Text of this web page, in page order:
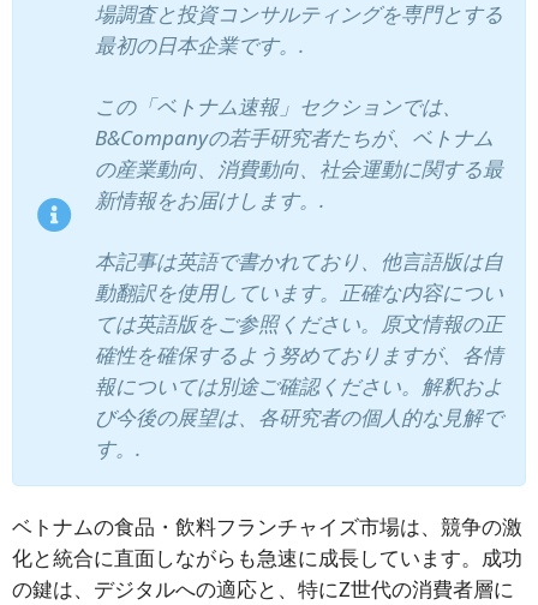
場調査と投資コンサルティングを専門とする
最初の日本企業です。.
この「ベトナム速報」セクションでは、
B&Companyの若手研究者たちが、ベトナム
の産業動向、消費動向、社会運動に関する最
新情報をお届けします。.
本記事は英語で書かれており、他言語版は自
動翻訳を使用しています。正確な内容につい
ては英語版をご参照ください。原文情報の正
確性を確保するよう努めておりますが、各情
報については別途ご確認ください。解釈およ
び今後の展望は、各研究者の個人的な見解で
す。.
ベトナムの食品・飲料フランチャイズ市場は、競争の激
化と統合に直面しながらも急速に成長しています。成功
の鍵は、デジタルへの適応と、特にZ世代の消費者層に